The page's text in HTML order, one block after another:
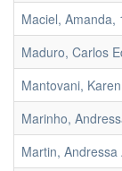
Maciel, Amanda,
Maduro, Carlos
Mantovani,
Marinho,
Martin, Andressa